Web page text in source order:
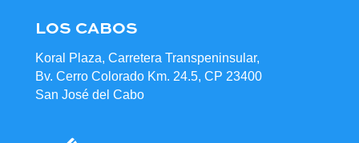
LOS CABOS
Koral Plaza, Carretera Transpeninsular,
Bv. Cerro Colorado Km. 24.5, CP 23400
San José del Cabo